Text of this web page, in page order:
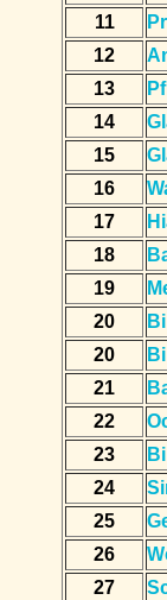
11
12
13
14
15
16
17
18
19
20
20
21
22
23
24
25
26
27